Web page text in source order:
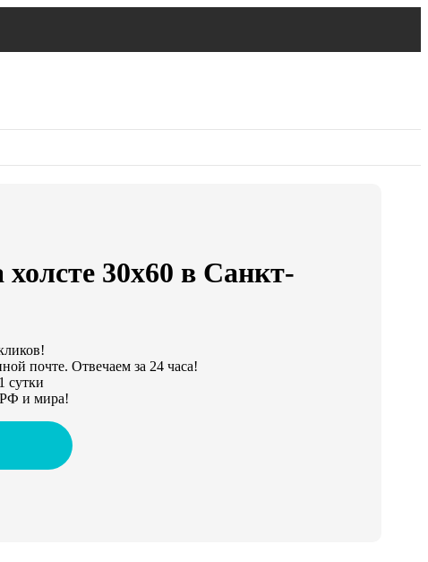
30х60 в Санкт-
почте. Отвечаем за 24 часа!
сутки
и мира!